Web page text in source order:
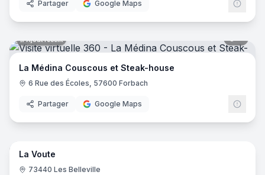
Partager Google Maps
Ajout récent
La Médina Couscous et Steak-house
6 Rue des Écoles, 57600 Forbach
Partager Google Maps
8
La Voute
73440 Les Belleville